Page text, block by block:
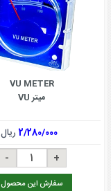
VU METER
میتر VU
2/280/000ریال
سفارش این محصول